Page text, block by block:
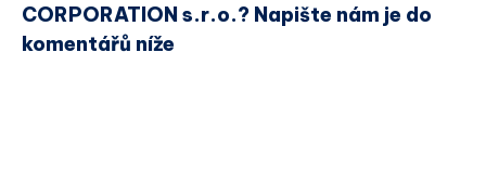
CORPORATION s.r.o.? Napište nám je do
komentářů níže